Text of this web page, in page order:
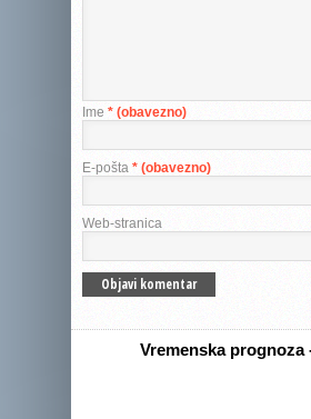
Ime * (obavezno)
E-pošta * (obavezno)
Web-stranica
Vremenska prognoza